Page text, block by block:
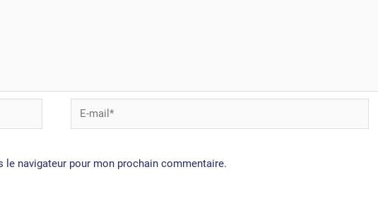
mail*
navigateur pour mon prochain commentaire.